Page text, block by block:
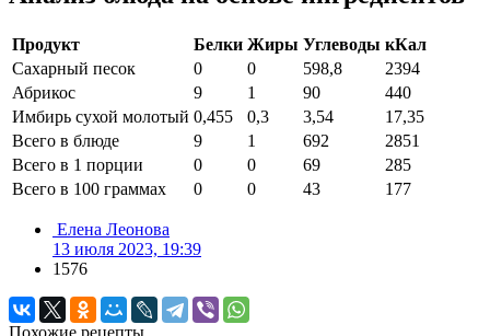
Продукт Белки Жиры Углеводы кКал
Сахарный песок
0 0 598,8
2394
Абрикос
9 1 90
440
Имбирь сухой молотый 0,455 0,3 3,54
17,35
Всего в блюде
9 1 692
2851
Всего в 1 порции
0 0 69
285
Всего в 100 граммах
0 0 43 177
Елена Леонова
13 июля 2023, 19:39
1576